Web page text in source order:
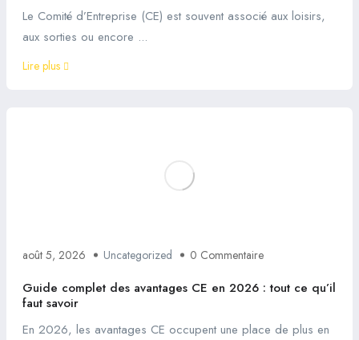
Le Comité d’Entreprise (CE) est souvent associé aux loisirs,
aux sorties ou encore ...
Lire plus
août 5, 2026 Uncategorized 0 Commentaire
Guide complet des avantages CE en 2026 : tout ce qu’il
faut savoir
En 2026, les avantages CE occupent une place de plus en